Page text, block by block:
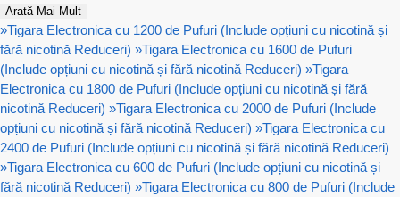
Arată Mai Mult
»Tigara Electronica cu 1200 de Pufuri (Include opțiuni cu nicotină și
fără nicotină Reduceri) »Tigara Electronica cu 1600 de Pufuri
(Include opțiuni cu nicotină și fără nicotină Reduceri) »Tigara
Electronica cu 1800 de Pufuri (Include opțiuni cu nicotină și fără
nicotină Reduceri) »Tigara Electronica cu 2000 de Pufuri (Include
opțiuni cu nicotină și fără nicotină Reduceri) »Tigara Electronica cu
2400 de Pufuri (Include opțiuni cu nicotină și fără nicotină Reduceri)
»Tigara Electronica cu 600 de Pufuri (Include opțiuni cu nicotină și
fără nicotină Reduceri) »Tigara Electronica cu 800 de Pufuri (Include